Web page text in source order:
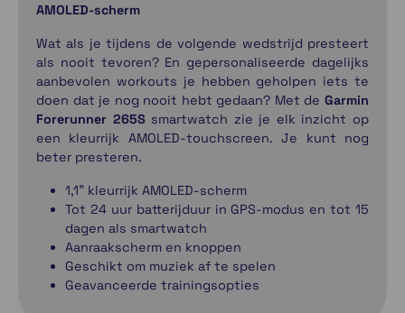
AMOLED-scherm
Wat als je tijdens de volgende wedstrijd presteert
als nooit tevoren? En gepersonaliseerde dagelijks
aanbevolen workouts je hebben geholpen iets te
doen dat je nog nooit hebt gedaan? Met de Garmin
Forerunner 265S smartwatch zie je elk inzicht op
een kleurrijk AMOLED-touchscreen. Je kunt nog
beter presteren.
1,1" kleurrijk AMOLED-scherm
Tot 24 uur batterijduur in GPS-modus en tot 15
dagen als smartwatch
Aanraakscherm en knoppen
Geschikt om muziek af te spelen
Geavanceerde trainingsopties